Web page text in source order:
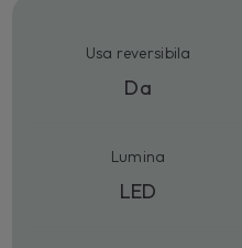
Usa reversibila
Da
Lumina
LED